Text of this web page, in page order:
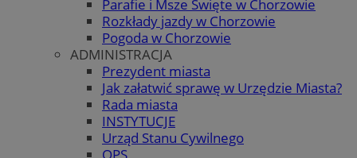
Parafie i Msze Święte w Chorzowie
Rozkłady jazdy w Chorzowie
Pogoda w Chorzowie
ADMINISTRACJA
Prezydent miasta
Jak załatwić sprawę w Urzędzie Miasta?
Rada miasta
INSTYTUCJE
Urząd Stanu Cywilnego